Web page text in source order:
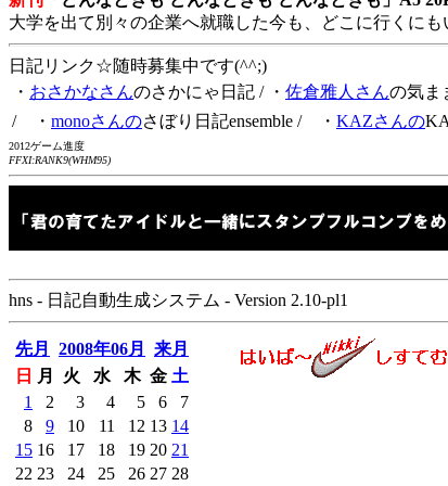
大学を出て別々の企業へ就職した今も、どこに行くに
日記リンク☆随時募集中です(^^;)
・ おさかなさんのさかにゃ日記 / ・ 佐倉雅人さんの気ま
/ ・ monoさんのさぼり日記ensemble / ・ KAZさんの
2012ゲーム進度
FFXI:RANK9(WHM95)
hns - 日記自動生成システム - Version 2.10-pl1
先月 2008年06月
来月
日
月 火 水 木 金 土
1
2 3 4 5 6
7
8
9 10 11 12 13 14
15 16 17 18 19 20 21
22 23 24 25 26 27 28